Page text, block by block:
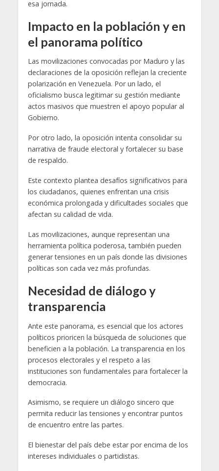
esa jornada.
Impacto en la población y en
el panorama político
Las movilizaciones convocadas por Maduro y las
declaraciones de la oposición reflejan la creciente
polarización en Venezuela. Por un lado, el
oficialismo busca legitimar su gestión mediante
actos masivos que muestren el apoyo popular al
Gobierno.
Por otro lado, la oposición intenta consolidar su
narrativa de fraude electoral y fortalecer su base
de respaldo.
Este contexto plantea desafíos significativos para
los ciudadanos, quienes enfrentan una crisis
económica prolongada y dificultades sociales que
afectan su calidad de vida.
Las movilizaciones, aunque representan una
herramienta política poderosa, también pueden
generar tensiones en un país donde las divisiones
políticas son cada vez más profundas.
Necesidad de diálogo y
transparencia
Ante este panorama, es esencial que los actores
políticos prioricen la búsqueda de soluciones que
beneficien a la población. La transparencia en los
procesos electorales y el respeto a las
instituciones son fundamentales para fortalecer la
democracia.
Asimismo, se requiere un diálogo sincero que
permita reducir las tensiones y encontrar puntos
de encuentro entre las partes.
El bienestar del país debe estar por encima de los
intereses individuales o partidistas.